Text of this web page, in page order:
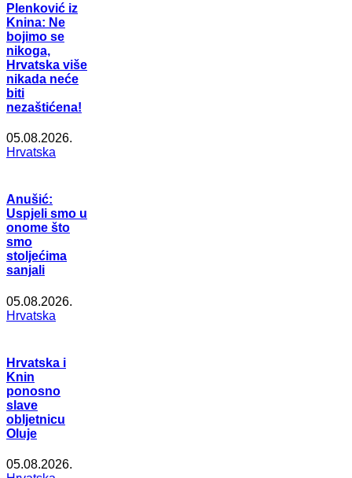
Plenković iz
Knina: Ne
bojimo se
nikoga,
Hrvatska više
nikada neće
biti
nezaštićena!
05.08.2026.
Hrvatska
Anušić:
Uspjeli smo u
onome što
smo
stoljećima
sanjali
05.08.2026.
Hrvatska
Hrvatska i
Knin
ponosno
slave
obljetnicu
Oluje
05.08.2026.